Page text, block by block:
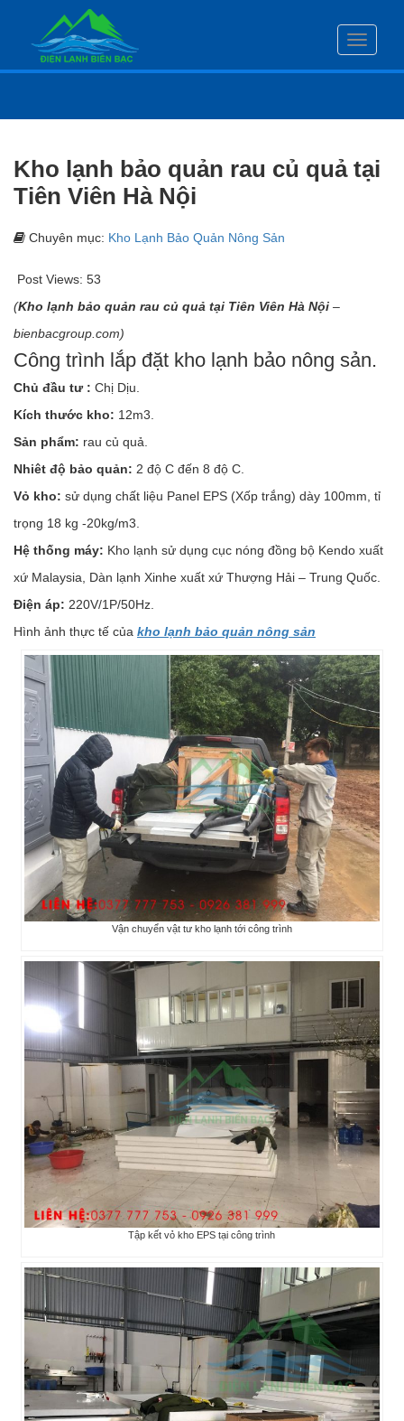
Toggle
Kho lạnh bảo quản rau củ quả tại
Tiên Viên Hà Nội
Chuyên mục: Kho Lạnh Bảo Quản Nông Sản
Post Views: 53
(Kho lạnh bảo quản rau củ quả tại Tiên Viên Hà Nội –
bienbacgroup.com)
Công trình lắp đặt kho lạnh bảo nông sản.
Chủ đầu tư : Chị Dịu.
Kích thước kho: 12m3.
Sản phẩm: rau củ quả.
Nhiêt độ bảo quản: 2 độ C đến 8 độ C.
Vỏ kho: sử dụng chất liệu Panel EPS (Xốp trắng) dày 100mm, tỉ
trọng 18 kg -20kg/m3.
Hệ thống máy: Kho lạnh sử dụng cục nóng đồng bộ Kendo xuất
xứ Malaysia, Dàn lạnh Xinhe xuất xứ Thượng Hải – Trung Quốc.
Điện áp: 220V/1P/50Hz.
Hình ảnh thực tế của kho lạnh bảo quản nông sản
Vận chuyển vật tư kho lạnh tới công trình
Tập kết vỏ kho EPS tại công trình